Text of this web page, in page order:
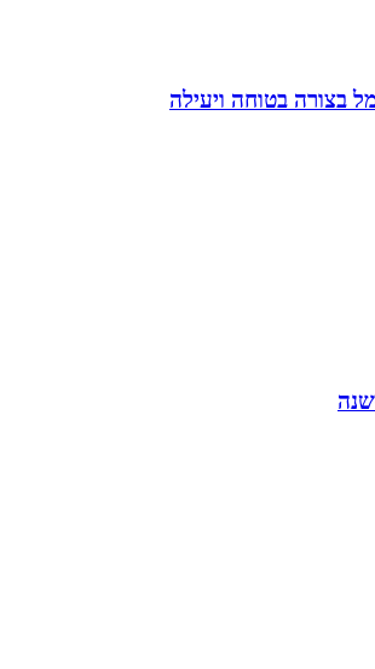
בצורה בטוחה ויעילה